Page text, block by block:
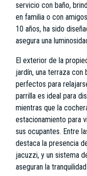
servicio con baño,
en familia o con
10 años, ha sido
asegura una
El exterior de la
jardín, una terraza con
perfectos para
parrilla es ideal para
mientras que la
estacionamiento para
sus ocupantes. Entre
destaca la presencia
jacuzzi, y un sistema
aseguran la